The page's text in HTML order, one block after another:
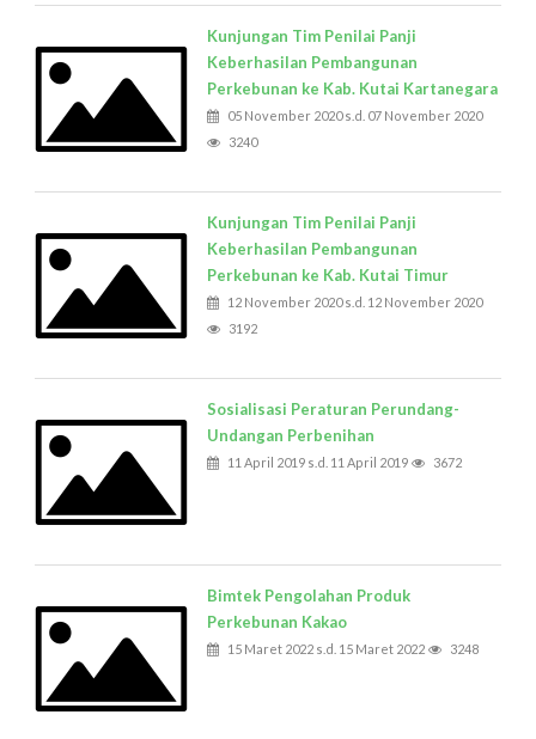
Kunjungan Tim Penilai Panji
Keberhasilan Pembangunan
Perkebunan ke Kab. Kutai Kartanegara
05 November 2020 s.d. 07 November 2020
3240
Kunjungan Tim Penilai Panji
Keberhasilan Pembangunan
Perkebunan ke Kab. Kutai Timur
12 November 2020 s.d. 12 November 2020
3192
Sosialisasi Peraturan Perundang-
Undangan Perbenihan
11 April 2019 s.d. 11 April 2019 3672
Bimtek Pengolahan Produk
Perkebunan Kakao
15 Maret 2022 s.d. 15 Maret 2022 3248